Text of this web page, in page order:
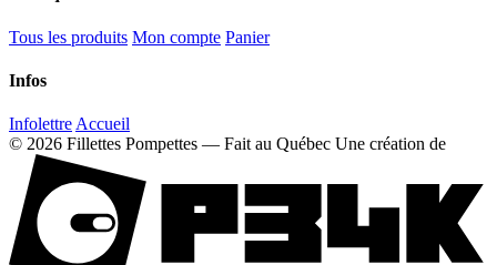
Tous les produits Mon compte Panier
Infos
Infolettre Accueil
© 2026 Fillettes Pompettes — Fait au Québec Une création de